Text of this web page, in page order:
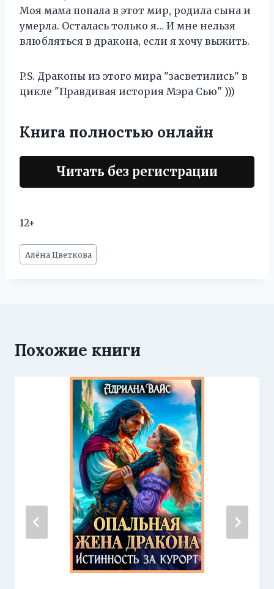
Моя мама попала в этот мир, родила сына и
умерла. Осталась только я… И мне нельзя
влюбляться в дракона, если я хочу выжить.
P.S. Драконы из этого мира "засветились" в
цикле "Правдивая история Мэра Сью" )))
Книга полностью онлайн
Читать без регистрации
12+
Метки
записи:
Алёна Цветкова
Похожие книги